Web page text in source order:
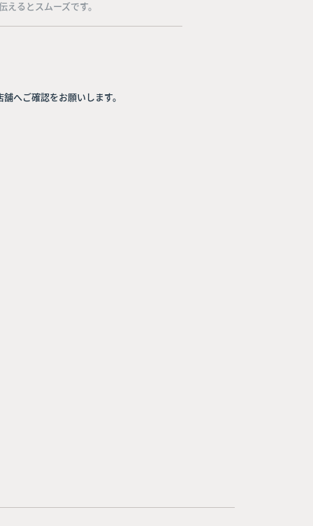
るとスムーズです。
へご確認をお願いします。